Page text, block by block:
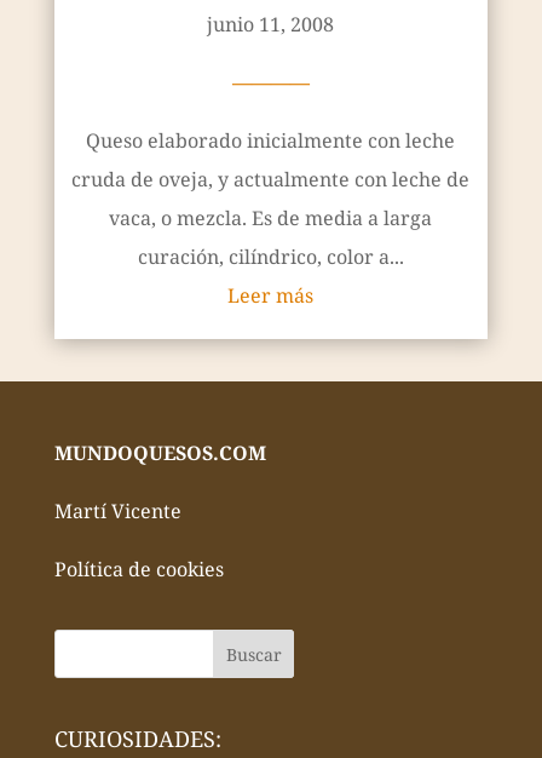
junio 11, 2008
————
Queso elaborado inicialmente con leche
cruda de oveja, y actualmente con leche de
vaca, o mezcla. Es de media a larga
curación, cilíndrico, color a...
Leer más
MUNDOQUESOS.COM
Martí Vicente
Política de cookies
CURIOSIDADES: